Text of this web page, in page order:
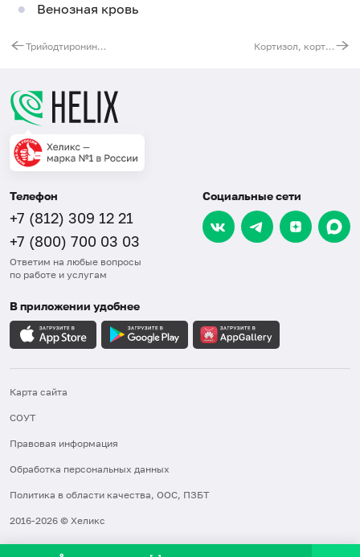
Венозная кровь
Трийодтиронин свободный (Т3 свободный), ВЭЖХ Кортизол, кортизон, 6-гидроксикортизол и их соотношения в моче
Телефон
+7 (812) 309 12 21
+7 (800) 700 03 03
Ответим на любые вопросы
по работе и услугам
Социальные сети
В приложении удобнее
Карта сайта
СОУТ
Правовая информация
Обработка персональных данных
Политика в области качества, ООС, ПЗБТ
2016-2026 © Хеликс